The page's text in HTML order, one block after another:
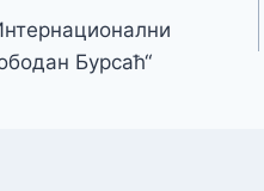
Бурсаћ“